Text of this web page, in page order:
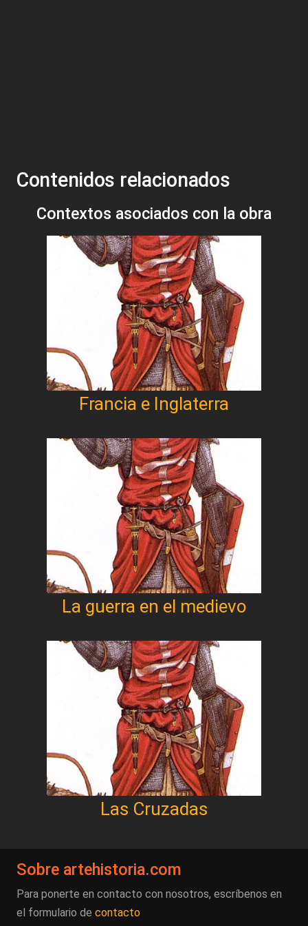
Contenidos relacionados
Contextos asociados con la obra
Francia e Inglaterra
La guerra en el medievo
Las Cruzadas
Sobre artehistoria.com
Para ponerte en contacto con nosotros, escríbenos en
el formulario de contacto